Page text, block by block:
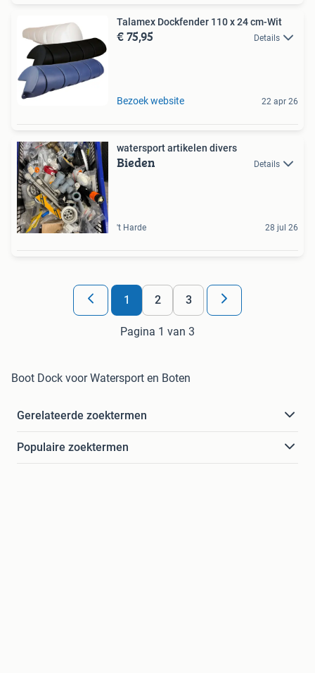
Talamex Dockfender 110 x 24 cm-Wit
€ 75,95 Details
Bezoek website 22 apr 26
watersport artikelen divers
Bieden Details
't Harde 28 jul 26
1 2 3
Pagina 1 van 3
Boot Dock voor Watersport en Boten
Gerelateerde zoektermen
Populaire zoektermen